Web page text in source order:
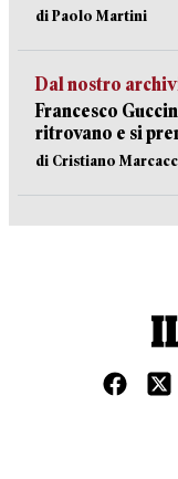
di Paolo Martini
Dal nostro
Francesco
ritrovano e si
di Cristiano